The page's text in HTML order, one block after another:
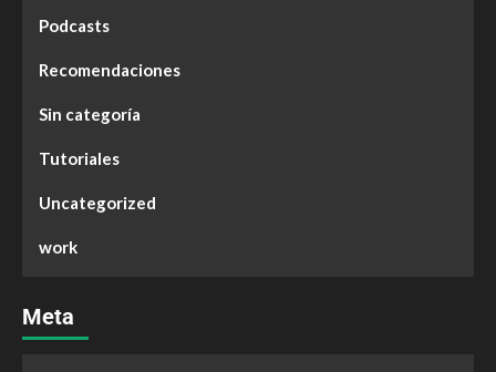
Podcasts
Recomendaciones
Sin categoría
Tutoriales
Uncategorized
work
Meta